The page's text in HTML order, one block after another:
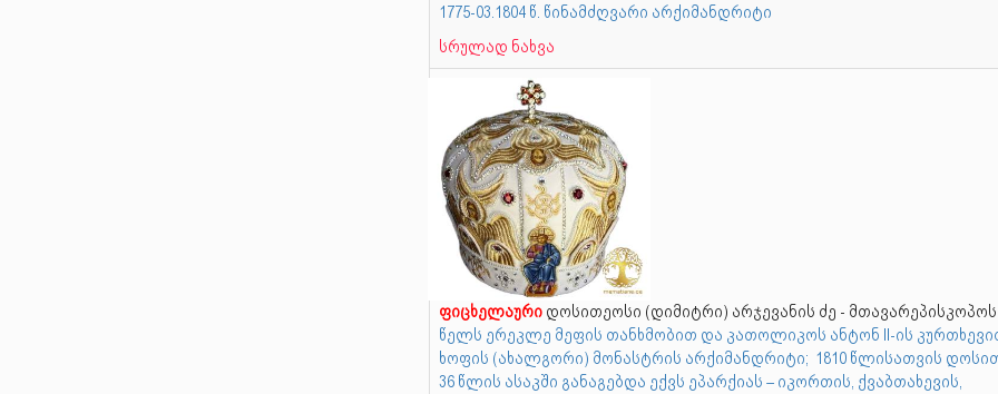
1775-03.1804 წ. წინამძღვარი არქიმანდრიტი
სრულად ნახვა
ფიცხელაურიდოსითეოსი (დიმიტრი) არჯევანის ძე -
წელს ერეკლე მეფის თანხმობით და კათოლიკოს ანტონ II-ის
ხოფის (ახალგორი) მონასტრის არქიმანდრიტი; 1810 წლისათვის
36 წლის ასაკში განაგებდა ექვს ეპარქიას – იკორთის, ქვაბთახევის,